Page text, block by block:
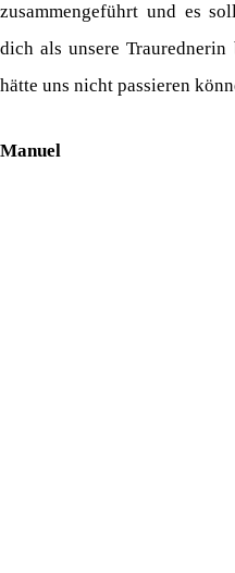
zusammengeführt und es
dich als unsere Traurednerin
hätte uns nicht passieren
Manuel